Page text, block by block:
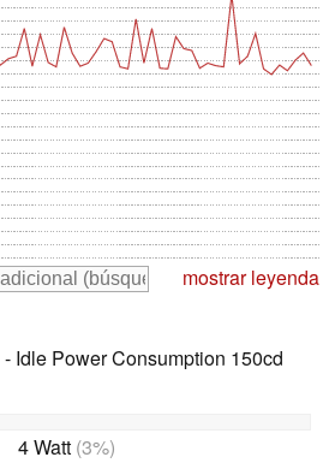
mostrar leyenda
- Idle Power Consumption 150cd
4 Watt(3%)